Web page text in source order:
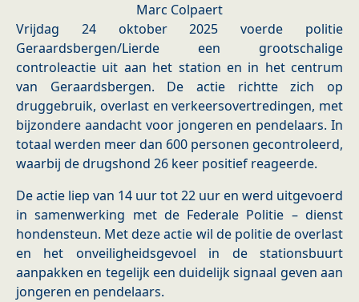
Marc Colpaert
Vrijdag 24 oktober 2025 voerde politie
Geraardsbergen/Lierde een grootschalige
controleactie uit aan het station en in het centrum
van Geraardsbergen. De actie richtte zich op
druggebruik, overlast en verkeersovertredingen, met
bijzondere aandacht voor jongeren en pendelaars. In
totaal werden meer dan 600 personen gecontroleerd,
waarbij de drugshond 26 keer positief reageerde.
De actie liep van 14 uur tot 22 uur en werd uitgevoerd
in samenwerking met de Federale Politie – dienst
hondensteun. Met deze actie wil de politie de overlast
en het onveiligheidsgevoel in de stationsbuurt
aanpakken en tegelijk een duidelijk signaal geven aan
jongeren en pendelaars.